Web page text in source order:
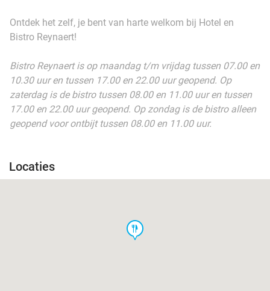
Ontdek het zelf, je bent van harte welkom bij Hotel en
Bistro Reynaert!
Bistro Reynaert is op maandag t/m vrijdag tussen 07.00 en
10.30 uur en tussen 17.00 en 22.00 uur geopend. Op
zaterdag is de bistro tussen 08.00 en 11.00 uur en tussen
17.00 en 22.00 uur geopend. Op zondag is de bistro alleen
geopend voor ontbijt tussen 08.00 en 11.00 uur.
Locaties
food